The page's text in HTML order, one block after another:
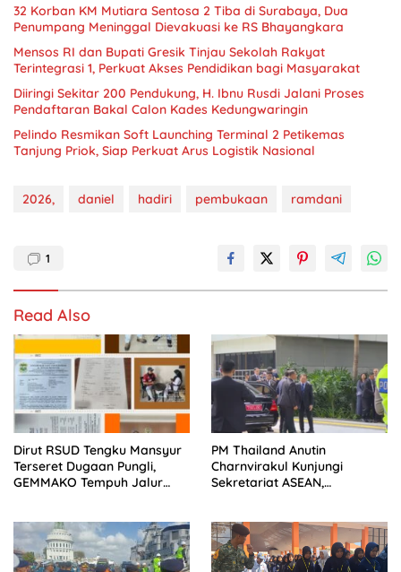
32 Korban KM Mutiara Sentosa 2 Tiba di Surabaya, Dua
Penumpang Meninggal Dievakuasi ke RS Bhayangkara
Mensos RI dan Bupati Gresik Tinjau Sekolah Rakyat
Terintegrasi 1, Perkuat Akses Pendidikan bagi Masyarakat
Diiringi Sekitar 200 Pendukung, H. Ibnu Rusdi Jalani Proses
Pendaftaran Bakal Calon Kades Kedungwaringin
Pelindo Resmikan Soft Launching Terminal 2 Petikemas
Tanjung Priok, Siap Perkuat Arus Logistik Nasional
2026, daniel hadiri pembukaan ramdani
1
Read Also
Dirut RSUD Tengku Mansyur
Terseret Dugaan Pungli,
GEMMAKO Tempuh Jalur
PM Thailand Anutin
Charnvirakul Kunjungi
Sekretariat ASEAN,